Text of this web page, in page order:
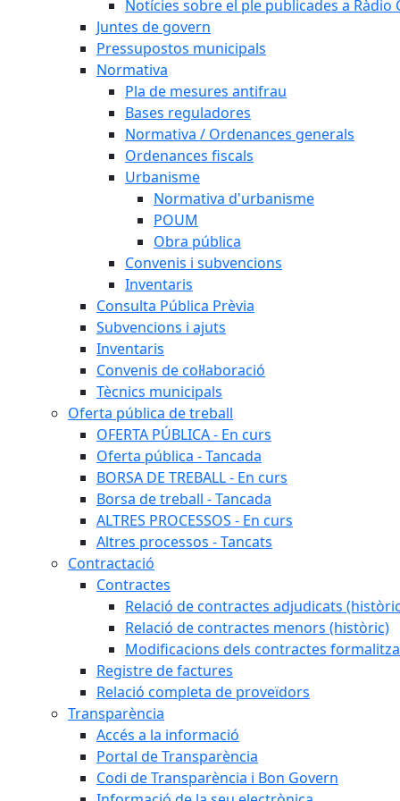
Notícies sobre el ple publicades a Ràdio
Juntes de govern
Pressupostos municipals
Normativa
Pla de mesures antifrau
Bases reguladores
Normativa / Ordenances generals
Ordenances fiscals
Urbanisme
Normativa d'urbanisme
POUM
Obra pública
Convenis i subvencions
Inventaris
Consulta Pública Prèvia
Subvencions i ajuts
Inventaris
Convenis de col·laboració
Tècnics municipals
Oferta pública de treball
OFERTA PÚBLICA - En curs
Oferta pública - Tancada
BORSA DE TREBALL - En curs
Borsa de treball - Tancada
ALTRES PROCESSOS - En curs
Altres processos - Tancats
Contractació
Contractes
Relació de contractes adjudicats
Relació de contractes menors (històric)
Modificacions dels contractes
Registre de factures
Relació completa de proveïdors
Transparència
Accés a la informació
Portal de Transparència
Codi de Transparència i Bon Govern